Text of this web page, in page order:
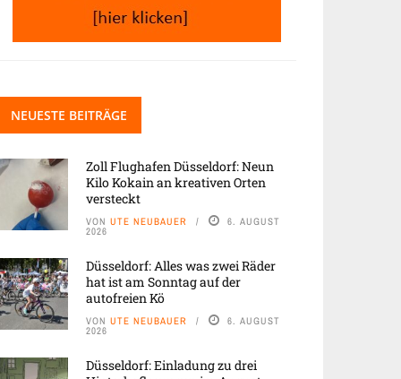
NEUESTE BEITRÄGE
Zoll Flughafen Düsseldorf: Neun
Kilo Kokain an kreativen Orten
versteckt
VON UTE NEUBAUER 6. AUGUST
2026
Düsseldorf: Alles was zwei Räder
hat ist am Sonntag auf der
autofreien Kö
VON UTE NEUBAUER 6. AUGUST
2026
Düsseldorf: Einladung zu drei